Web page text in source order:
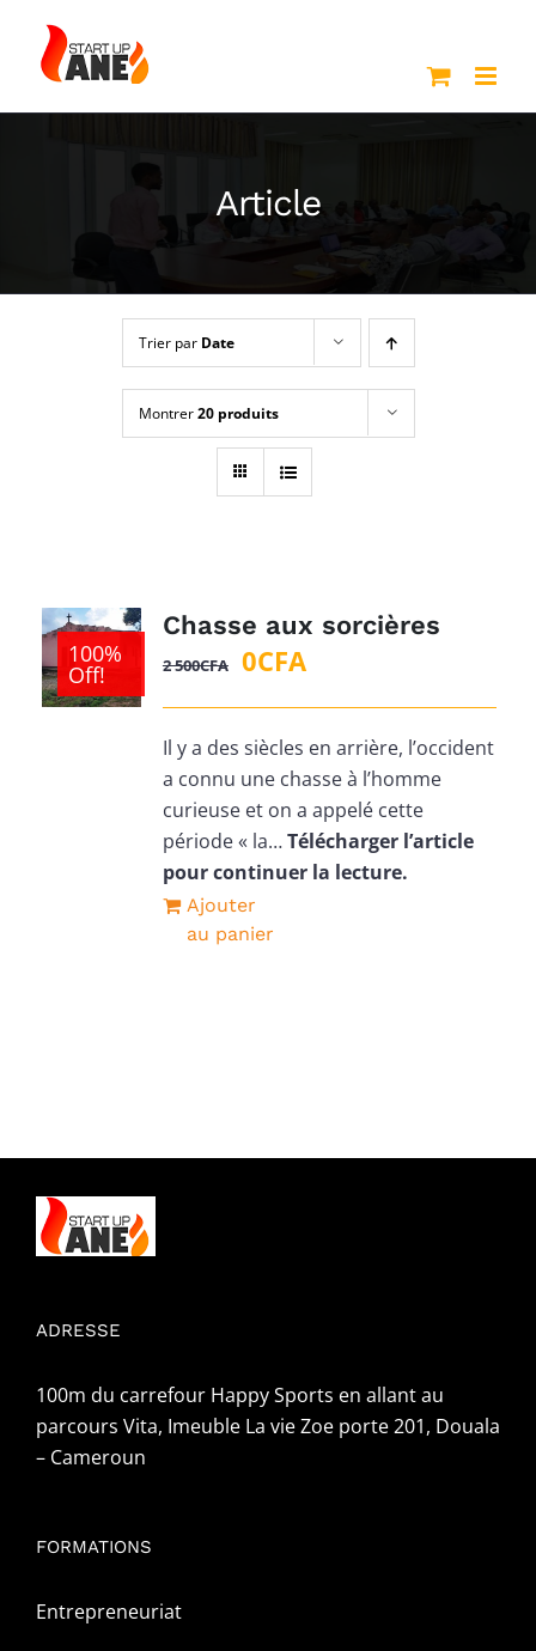
contenu
Article
Trier par Date
Montrer20 produits
100%
Off!
Chasse aux sorcières
2 500CFA
Le
initial
était :
2
500CFA.
0CFALe
actuel
est :
0CFA.
Il y a des siècles en arrière, l’occident
a connu une chasse à l’homme
curieuse et on a appelé cette
période « la…Télécharger l’article
pour continuer la lecture.
Ajouter
au panier
ADRESSE
100m du carrefour Happy Sports en allant au
parcours Vita, Imeuble La vie Zoe porte 201, Douala
– Cameroun
FORMATIONS
Entrepreneuriat